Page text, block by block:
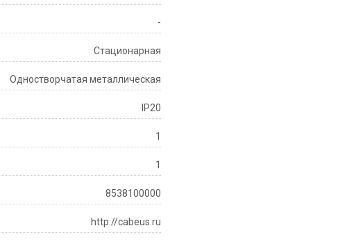
-
Стационарная
Одностворчатая металлическая
IP20
1
1
8538100000
http://cabeus.ru